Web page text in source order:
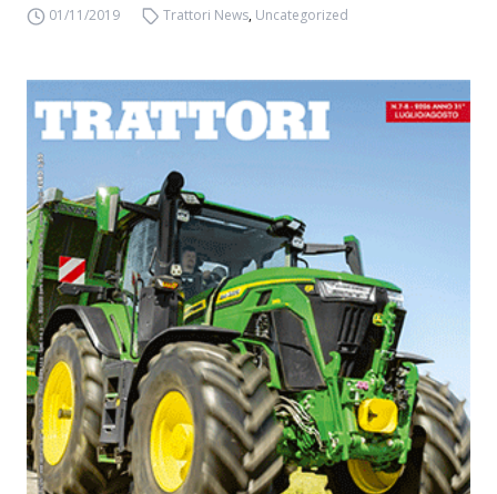
01/11/2019 Trattori News, Uncategorized